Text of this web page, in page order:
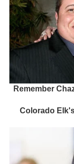
Remember
Colorado